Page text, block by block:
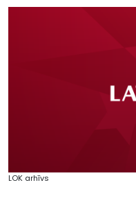
LOK arhīvs